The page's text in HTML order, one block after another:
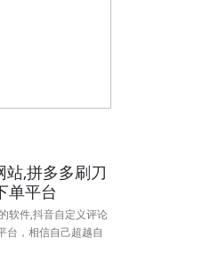
,拼多多刷刀
单平台
软件,抖音自定义评论
台，相信自己超越自